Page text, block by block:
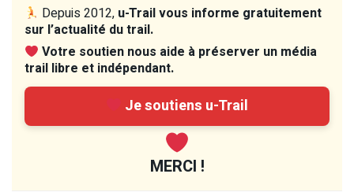
Depuis 2012, u-Trail vous informe gratuitement
sur l’actualité du trail.
Votre soutien nous aide à préserver un média
trail libre et indépendant.
Je soutiens u-Trail
MERCI !